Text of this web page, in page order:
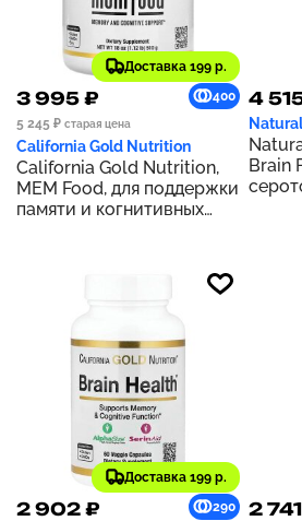
Доставка 199 р.
3 995 ₽
400
5 245 ₽ старая цена
California Gold Nutrition
California Gold Nutrition,
MEM Food, для поддержки
памяти и когнитивных
4
Brain
Доставка 199 р.
2 902 ₽ 290 2